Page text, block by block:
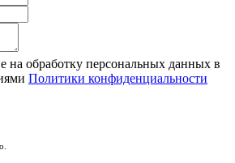
на обработку персональных данных в
Политики конфиденциальности